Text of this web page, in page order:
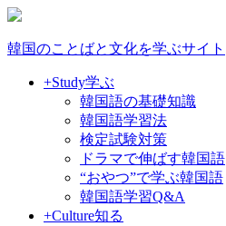
韓国のことばと文化を学ぶサイト
+Study学ぶ
韓国語の基礎知識
韓国語学習法
検定試験対策
ドラマで伸ばす韓国語
“おやつ”で学ぶ韓国語
韓国語学習Q&A
+Culture知る